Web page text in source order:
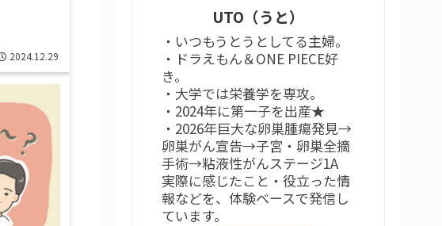
2024.12.29
UTO（うと）
・いつもうとうとしてる主婦。
・ドラえもん＆ONE PIECE好
き。
・大学では栄養学を専攻。
・2024年に第一子を出産★
・2026年巨大な卵巣腫瘍発見→
卵巣がん宣告→子宮・卵巣全摘
手術→粘液性がんステージ1A
実際に感じたこと・役立った情
報などを、体験ベースで発信し
ています。